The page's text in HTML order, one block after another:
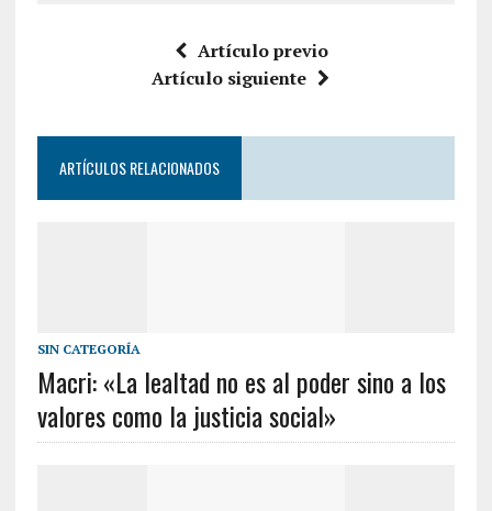
Artículo previo
Artículo siguiente
ARTÍCULOS RELACIONADOS
SIN CATEGORÍA
Macri: «La lealtad no es al poder sino a los
valores como la justicia social»